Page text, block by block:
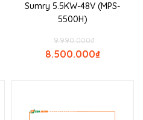
Sumry 5.5KW-48V (MPS-
5500H)
₫
9.990.000
₫
8.500.000